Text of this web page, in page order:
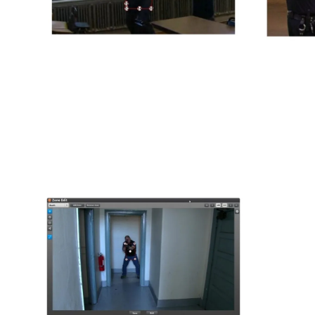
Pulsa la tecla enter para buscar o ESC para cerrar